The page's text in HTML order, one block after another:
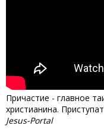
Причастие - главное
христианина.
Jesus-Portal